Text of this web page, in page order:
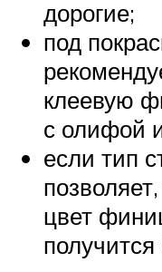
дорогие;
под
клеевую
с олифой
если тип
цвет